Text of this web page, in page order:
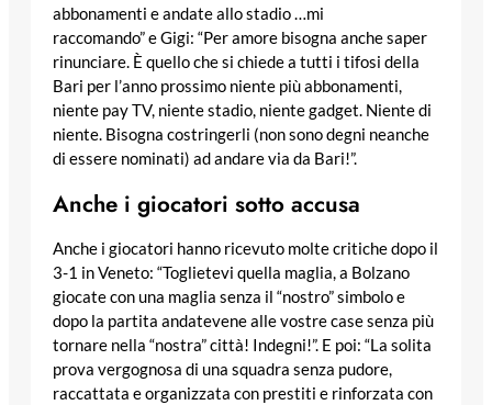
abbonamenti e andate allo stadio …mi
raccomando” e Gigi: “Per amore bisogna anche saper
rinunciare. È quello che si chiede a tutti i tifosi della
Bari per l’anno prossimo niente più abbonamenti,
niente pay TV, niente stadio, niente gadget. Niente di
niente. Bisogna costringerli (non sono degni neanche
di essere nominati) ad andare via da Bari!”.
Anche i giocatori sotto accusa
Anche i giocatori hanno ricevuto molte critiche dopo il
3-1 in Veneto: “Toglietevi quella maglia, a Bolzano
giocate con una maglia senza il “nostro” simbolo e
dopo la partita andatevene alle vostre case senza più
tornare nella “nostra” città! Indegni!”. E poi: “La solita
prova vergognosa di una squadra senza pudore,
raccattata e organizzata con prestiti e rinforzata con